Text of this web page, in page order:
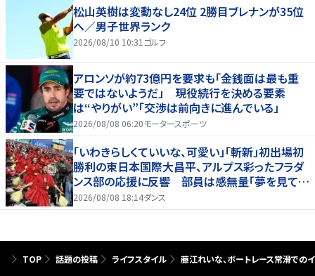
松山英樹は変動なし24位 2勝目ブレナンが35位
へ／男子世界ランク
2026/08/10 10:31 ゴルフ
アロンソが約73億円を要求も「金銭面は最も重
要ではないようだ」 現役続行を決める要素
は“やりがい”「交渉は前向きに進んでいる」
2026/08/08 06:20モータースポーツ
「いわきらしくていいな、可愛い」「斬新」初出場初
勝利の東日本国際大昌平、アルプス彩ったフラダ
ンス部の応援に反響 部員は感無量「夢を見てい
るよう」
2026/08/08 18:14ダンス
TOP 話題の投稿 ライフスタイル 藤江れいな、ボートレース常滑でのイ